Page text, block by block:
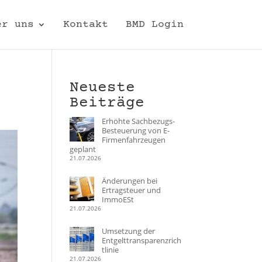
uns Kontakt BMD Login
Neueste
Beiträge
Erhöhte Sachbezugs-
Besteuerung von E-
Firmenfahrzeugen
geplant
21.07.2026
Änderungen bei
Ertragsteuer und
ImmoESt
21.07.2026
Umsetzung der
Entgelttransparenzrich
tlinie
21.07.2026